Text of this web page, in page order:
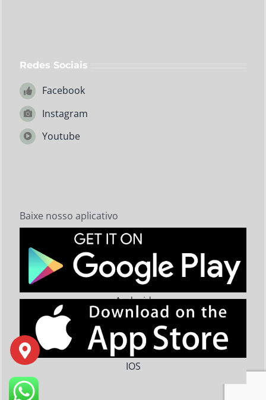
Redes Sociais
Facebook
Instagram
Youtube
Baixe nosso aplicativo
Android
IOS